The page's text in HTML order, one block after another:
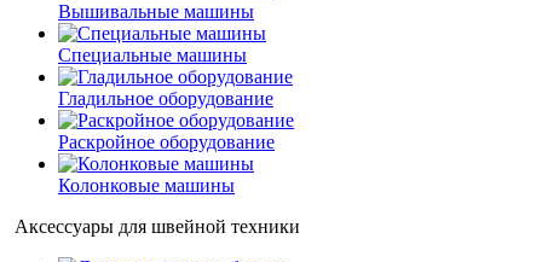
Вышивальные машины
Специальные машины
Гладильное оборудование
Раскройное оборудование
Колонковые машины
Аксессуары для швейной техники